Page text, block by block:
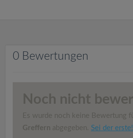
0 Bewertungen
Noch nicht
Es wurde noch keine Bewertung
Greffern abgegeben. Sei der erste!